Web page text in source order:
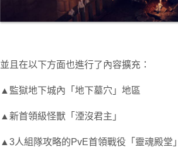
並且在以下方面也進行了內容擴充：
▲監獄地下城內「地下墓穴」地區
▲新首領級怪獸「湮沒君主」
▲3人組隊攻略的PvE首領戰役「靈魂殿堂」